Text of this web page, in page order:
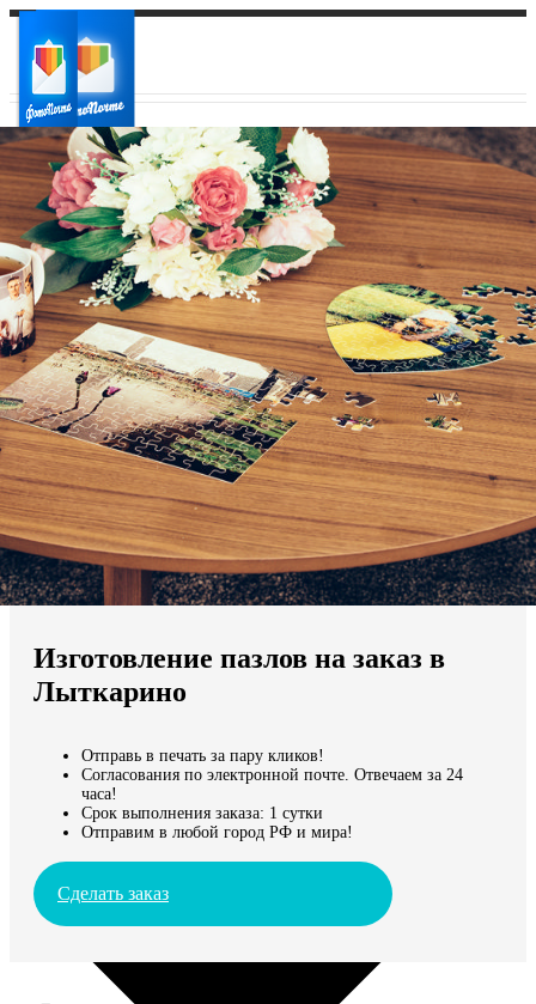
Ваш город:
Ваш регион доставки
Выберите из списка:
Мы доставляем по всему миру
Продолжить без города
Изготовление пазлов на заказ в
Лыткарино
Отправь в печать за пару кликов!
Согласования по электронной почте. Отвечаем за 24
часа!
Срок выполнения заказа: 1 сутки
Отправим в любой город РФ и мира!
Сделать заказ